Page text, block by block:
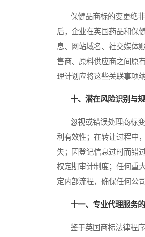
保健品商标的变更绝非
后，企业在英国药品和保
息、网站域名、社交媒体
售商、原料供应商之间原
理计划应将这些关联事项
十、潜在风险识别与
忽视或错误处理商标变
利有效性；在转让过程中
失；因登记信息过时而错
权定期审计制度；任何重
定内部流程，确保任何公
十一、专业代理服务
鉴于英国商标法律程序